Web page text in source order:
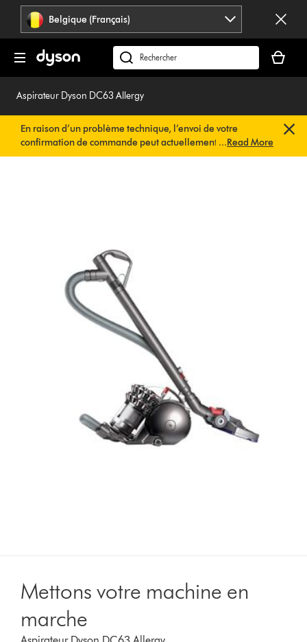
Sauter
pages
Belgique (Français)
Rechercher
des
produits
panier
est
Aspirateur Dyson DC63 Allergy
En raison d’un problème technique, l’envoi de votre
confirmation de commande peut actuellement être
retardé. Nous travaillons déjà à une solution rapide.Vous
...Read More
Mettons votre machine en
marche